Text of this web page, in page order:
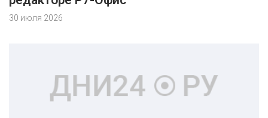
30 июля 2026